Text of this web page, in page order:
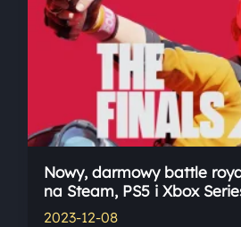
Nowy, darmowy battle
na Steam, PS5 i Xbox
2023-12-08